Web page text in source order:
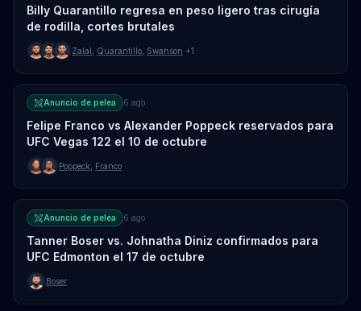
Billy Quarantillo regresa en peso ligero tras cirugía
de rodilla, cortes brutales
Zalal Quarantillo Swanson +1
Anuncio de pelea 6 ago
Felipe Franco vs Alexander Poppeck reservados para
UFC Vegas 122 el 10 de octubre
Poppeck Franco
Anuncio de pelea 6 ago
Tanner Boser vs. Johnatha Diniz confirmados para
UFC Edmonton el 17 de octubre
Boser